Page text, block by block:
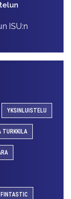
ISU:n
YKSINLUISTELU
TURKKILA